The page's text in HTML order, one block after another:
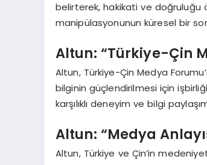
belirterek, hakikati ve doğruluğu
manipülasyonunun küresel bir
Altun: “Türkiye-Çin
Altun, Türkiye-Çin Medya
bilginin güçlendirilmesi için
karşılıklı deneyim ve bilgi
Altun: “Medya
Altun, Türkiye ve Çin’in